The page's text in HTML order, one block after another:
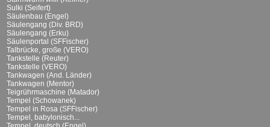
Sulki (Seifert)
Säulenbau (Engel)
Säulengang (Div. BRD)
Säulengang (Erku)
Säulenportal (SFFischer)
Talbrücke, große (VERO)
Tankstelle (Reuter)
Tankstelle (VERO)
Tankwagen (And. Länder)
Tankwagen (Mentor)
Teigrührmaschine (Matador)
Tempel (Schowanek)
Tempel in Rosa (SFFischer)
Tempel, babylonisch...